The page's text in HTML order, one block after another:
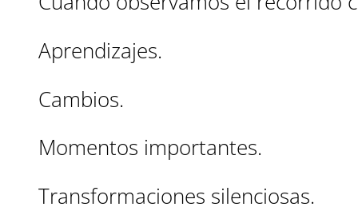
Aprendizajes.
Cambios.
Momentos importantes.
Transformaciones silenciosas.